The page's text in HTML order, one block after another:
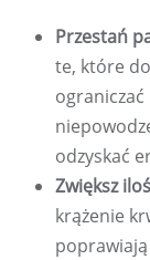
Przestań
te, które
ograniczać
odzyskać
Zwiększ
krążenie